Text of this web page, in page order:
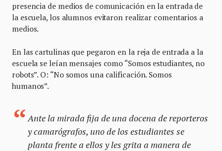
presencia de medios de comunicación en la entrada de
la escuela, los alumnos evitaron realizar comentarios a
medios.
En las cartulinas que pegaron en la reja de entrada a la
escuela se leían mensajes como “Somos estudiantes, no
robots”. O: “No somos una calificación. Somos
humanos”.
Ante la mirada fija de una docena de reporteros
y camarógrafos, uno de los estudiantes se
planta frente a ellos y les grita a manera de